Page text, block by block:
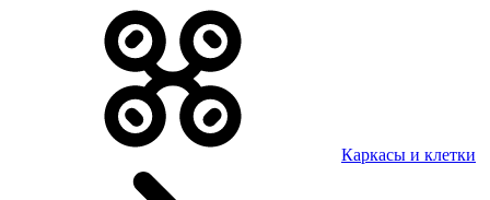
Каркасы и клетки